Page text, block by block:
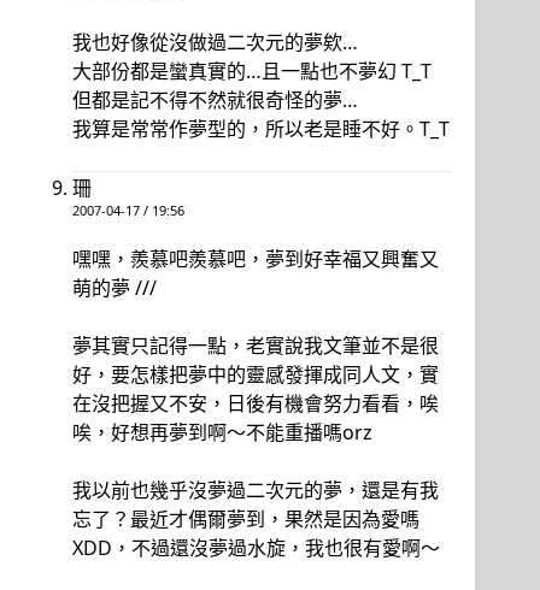
我也好像從沒做過二次元的夢欸…
大部份都是蠻真實的…且一點也不夢幻 T_T
但都是記不得不然就很奇怪的夢…
我算是常常作夢型的，所以老是睡不好。T_T
珊
2007-04-17 / 19:56
嘿嘿，羨慕吧羨慕吧，夢到好幸福又興奮又
萌的夢 ///
夢其實只記得一點，老實說我文筆並不是很
好，要怎樣把夢中的靈感發揮成同人文，實
在沒把握又不安，日後有機會努力看看，唉
唉，好想再夢到啊～不能重播嗎orz
我以前也幾乎沒夢過二次元的夢，還是有我
忘了？最近才偶爾夢到，果然是因為愛嗎
XDD，不過還沒夢過水旋，我也很有愛啊～